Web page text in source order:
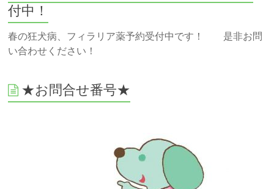
付中！
春の狂犬病、フィラリア薬予約受付中です！ 是非お問
い合わせください！
★お問合せ番号★